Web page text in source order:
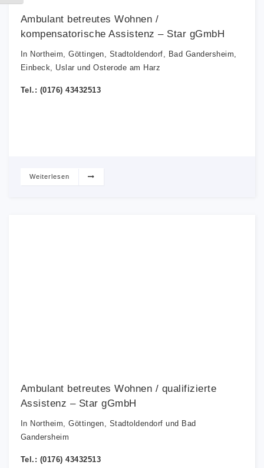
Ambulant betreutes Wohnen /
kompensatorische Assistenz – Star gGmbH
In Northeim, Göttingen, Stadtoldendorf, Bad Gandersheim,
Einbeck, Uslar und Osterode am Harz
Tel.: (0176) 43432513
Weiterlesen
Ambulant betreutes Wohnen / qualifizierte
Assistenz – Star gGmbH
In Northeim, Göttingen, Stadtoldendorf und Bad
Gandersheim
Tel.: (0176) 43432513